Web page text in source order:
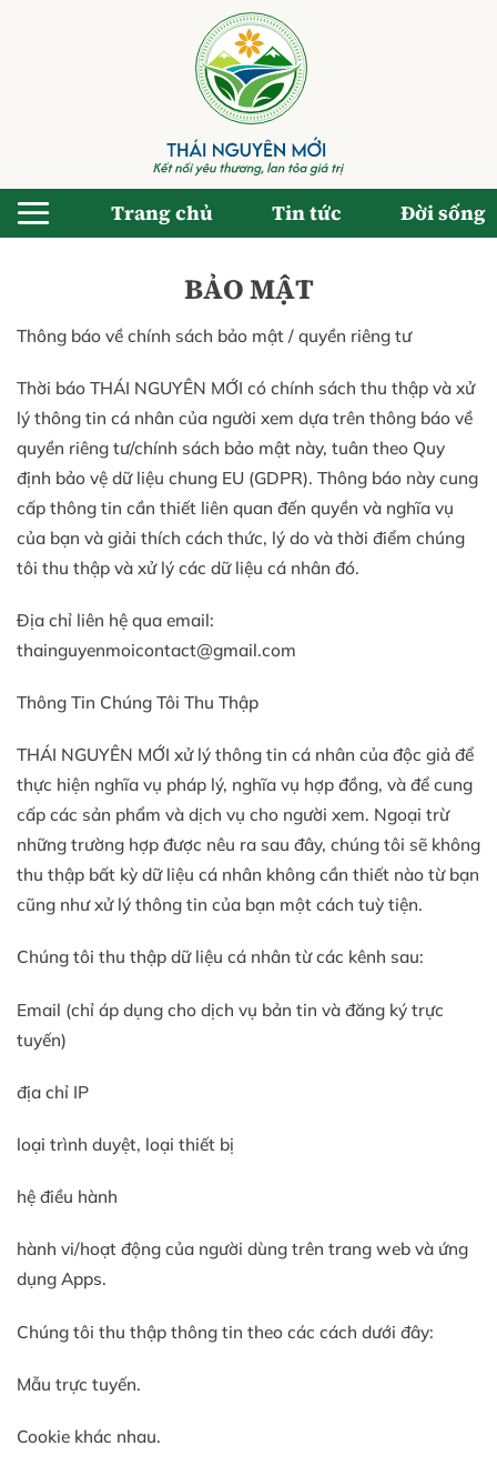
Trang chủ Tin tức Đời sống
BẢO MẬT
Thông báo về chính sách bảo mật / quyền riêng tư
Thời báo THÁI NGUYÊN MỚI có chính sách thu thập và xử
lý thông tin cá nhân của người xem dựa trên thông báo về
quyền riêng tư/chính sách bảo mật này, tuân theo Quy
định bảo vệ dữ liệu chung EU (GDPR). Thông báo này cung
cấp thông tin cần thiết liên quan đến quyền và nghĩa vụ
của bạn và giải thích cách thức, lý do và thời điểm chúng
tôi thu thập và xử lý các dữ liệu cá nhân đó.
Địa chỉ liên hệ qua email:
thainguyenmoicontact@gmail.com
Thông Tin Chúng Tôi Thu Thập
THÁI NGUYÊN MỚI xử lý thông tin cá nhân của độc giả để
thực hiện nghĩa vụ pháp lý, nghĩa vụ hợp đồng, và để cung
cấp các sản phẩm và dịch vụ cho người xem. Ngoại trừ
những trường hợp được nêu ra sau đây, chúng tôi sẽ không
thu thập bất kỳ dữ liệu cá nhân không cần thiết nào từ bạn
cũng như xử lý thông tin của bạn một cách tuỳ tiện.
Chúng tôi thu thập dữ liệu cá nhân từ các kênh sau:
Email (chỉ áp dụng cho dịch vụ bản tin và đăng ký trực
tuyến)
địa chỉ IP
loại trình duyệt, loại thiết bị
hệ điều hành
hành vi/hoạt động của người dùng trên trang web và ứng
dụng Apps.
Chúng tôi thu thập thông tin theo các cách dưới đây:
Mẫu trực tuyến.
Cookie khác nhau.